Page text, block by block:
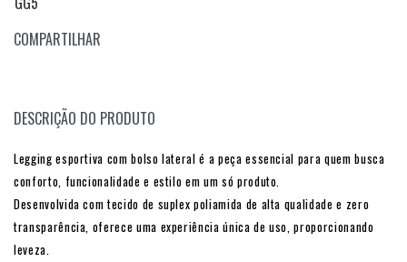
COMPARTILHAR
DESCRIÇÃO DO PRODUTO
Legging esportiva com bolso lateral é a peça essencial para quem busca
conforto, funcionalidade e estilo em um só produto.
Desenvolvida com tecido de suplex poliamida de alta qualidade e zero
transparência, oferece uma experiência única de uso, proporcionando
leveza.